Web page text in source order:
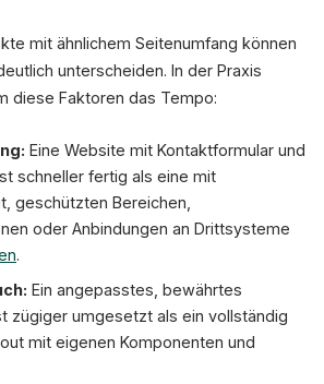
mit ähnlichem Seitenumfang können
unterscheiden. In der Praxis
diese Faktoren das Tempo:
Eine Website mit Kontaktformular und
schneller fertig als eine mit
geschützten Bereichen,
oder Anbindungen an Drittsysteme
.
Ein angepasstes, bewährtes
zügiger umgesetzt als ein vollständig
mit eigenen Komponenten und